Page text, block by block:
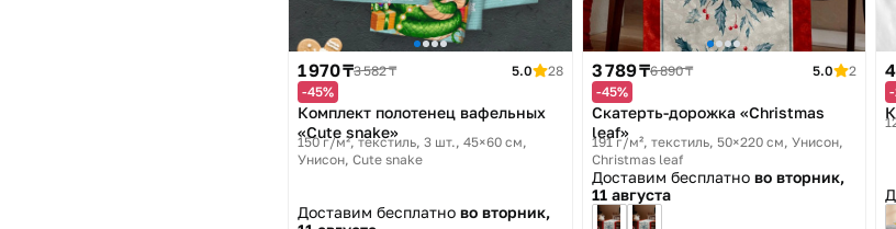
1 970 ₸3 582 ₸ 5.0
28
-45%
Комплект полотенец вафельных
«Cute snake»
150 г/м², текстиль, 3 шт., 45×60 см
Унисон, Cute snake
Доставим бесплатно во вторник,
3 789 ₸6 890 ₸ 5.0
2
-45%
Скатерть-дорожка «Сhristmas
leaf»
191 г/м², текстиль, 50×220 см Унисон,
Сhristmas leaf
Доставим бесплатно во вторник,
11 августа